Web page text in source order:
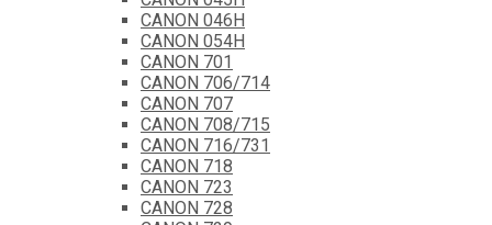
CANON 046H
CANON 054H
CANON 701
CANON 706/714
CANON 707
CANON 708/715
CANON 716/731
CANON 718
CANON 723
CANON 728